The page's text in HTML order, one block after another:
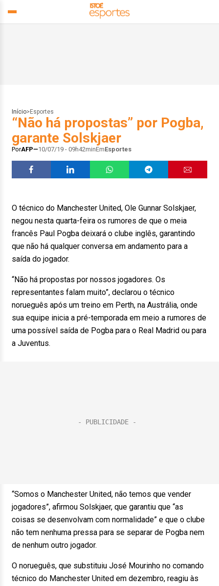
Início> Esportes
“Não há propostas” por Pogba,
garante Solskjaer
PorAFP 10/07/19 - 09h42minEmEsportes
O técnico do Manchester United, Ole Gunnar Solskjaer,
negou nesta quarta-feira os rumores de que o meia
francês Paul Pogba deixará o clube inglês, garantindo
que não há qualquer conversa em andamento para a
saída do jogador.
“Não há propostas por nossos jogadores. Os
representantes falam muito”, declarou o técnico
norueguês após um treino em Perth, na Austrália, onde
sua equipe inicia a pré-temporada em meio a rumores de
uma possível saída de Pogba para o Real Madrid ou para
a Juventus.
“Somos o Manchester United, não temos que vender
jogadores”, afirmou Solskjaer, que garantiu que “as
coisas se desenvolvam com normalidade” e que o clube
não tem nenhuma pressa para se separar de Pogba nem
de nenhum outro jogador.
O norueguês, que substituiu José Mourinho no comando
técnico do Manchester United em dezembro, reagiu às